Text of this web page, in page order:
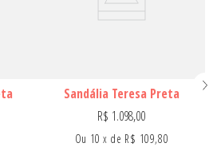
Sandália Teresa Preta
R$ 1.098,00
Ou 10 x de R$ 109,80